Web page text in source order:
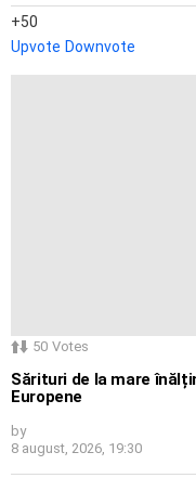
50
Upvote Downvote
50 Votes
Sărituri de la mare
Europene
by
8 august, 2026, 19:30